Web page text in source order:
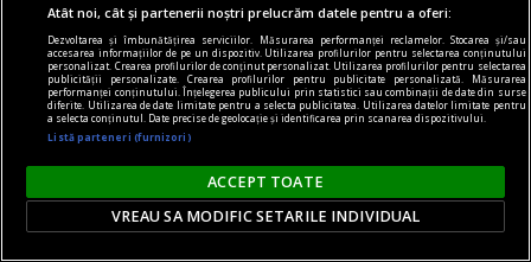
Atât noi, cât și partenerii noștri prelucrăm datele pentru a oferi:
Dezvoltarea și îmbunătățirea serviciilor. Măsurarea performanței reclamelor. Stocarea și/sau
accesarea informațiilor de pe un dispozitiv. Utilizarea profilurilor pentru selectarea conținutului
personalizat. Crearea profilurilor de conținut personalizat. Utilizarea profilurilor pentru selectarea
publicității personalizate. Crearea profilurilor pentru publicitate personalizată. Măsurarea
performanței conținutului. Înțelegerea publicului prin statistici sau combinații de date din surse
diferite. Utilizarea de date limitate pentru a selecta publicitatea. Utilizarea datelor limitate pentru
a selecta conținutul. Date precise de geolocație și identificarea prin scanarea dispozitivului.
Listă parteneri (furnizori)
ACCEPT TOATE
VREAU SA MODIFIC SETARILE INDIVIDUAL